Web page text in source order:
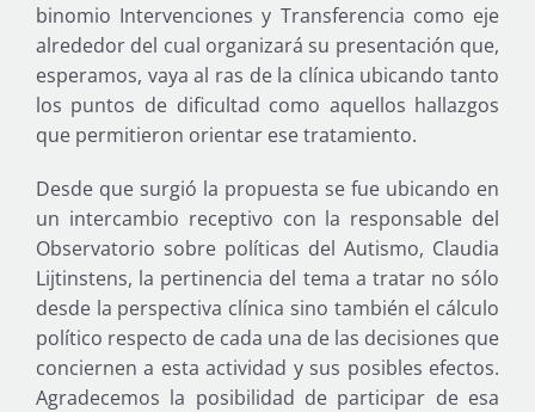
binomio Intervenciones y Transferencia como eje
alrededor del cual organizará su presentación que,
esperamos, vaya al ras de la clínica ubicando tanto
los puntos de dificultad como aquellos hallazgos
que permitieron orientar ese tratamiento.
Desde que surgió la propuesta se fue ubicando en
un intercambio receptivo con la responsable del
Observatorio sobre políticas del Autismo, Claudia
Lijtinstens, la pertinencia del tema a tratar no sólo
desde la perspectiva clínica sino también el cálculo
político respecto de cada una de las decisiones que
conciernen a esta actividad y sus posibles efectos.
Agradecemos la posibilidad de participar de esa